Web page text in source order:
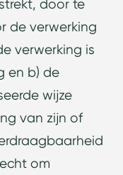
door te
de verwerking
verwerking is
en b) de
wijze
van zijn of
om